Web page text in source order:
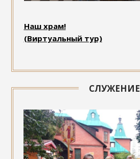
Наш храм!
(Виртуальный тур)
СЛУЖЕНИЕ